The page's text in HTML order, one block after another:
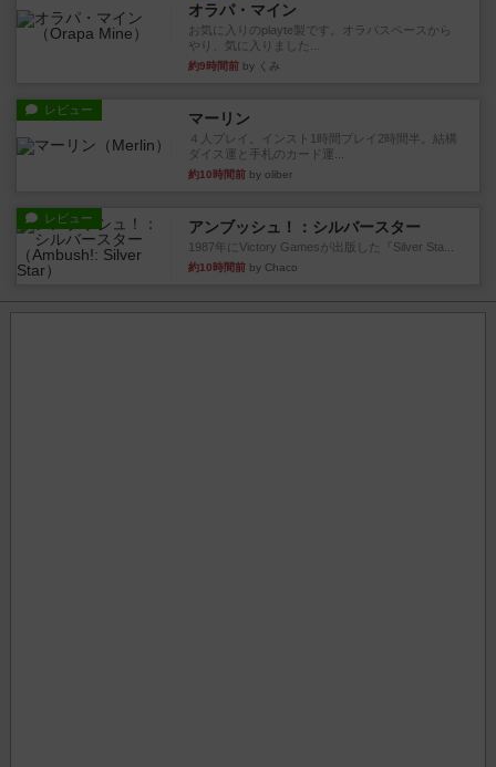
オラパ・マイン
お気に入りのplayte製です。オラパスペースから
やり、気に入りました...
約9時間前 by くみ
レビュー マーリン
４人プレイ。インスト1時間プレイ2時間半。結構
ダイス運と手札のカード運...
約10時間前 by oliber
レビュー アンブッシュ！：シルバースター
1987年にVictory Gamesが出版した『Silver Sta...
約10時間前 by Chaco